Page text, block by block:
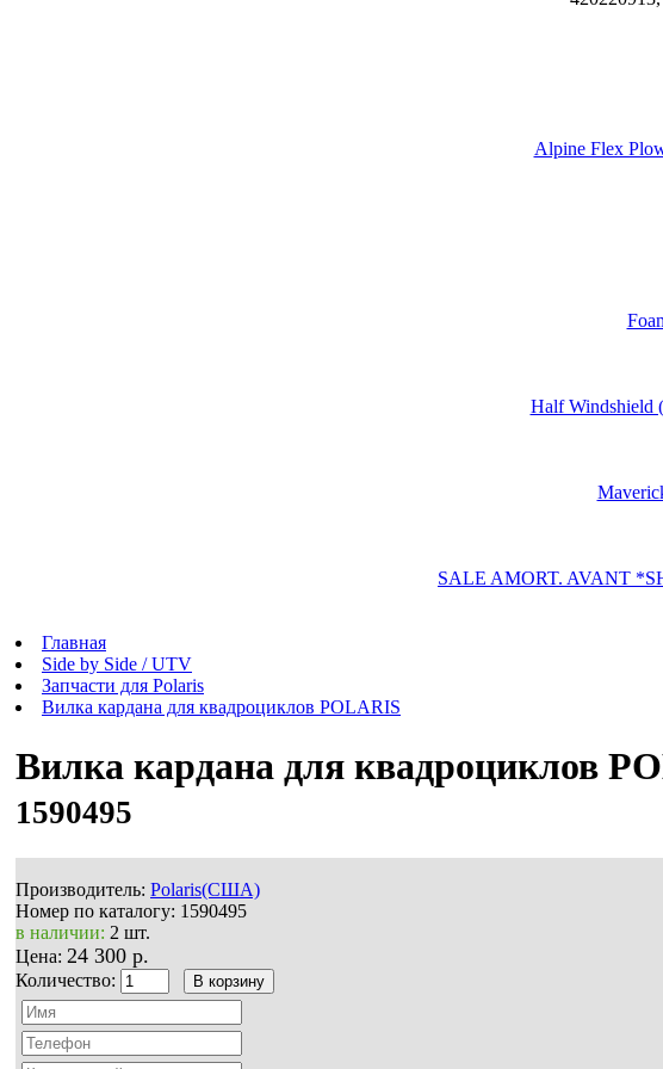
Alpine Flex
Half Windshield
SALE AMORT. AVANT
Главная
Side by Side / UTV
Запчасти для Polaris
Вилка кардана для квадроциклов POLARIS
Вилка кардана для квадроциклов
1590495
Производитель: Polaris(США)
Номер по каталогу: 1590495
в наличии: 2 шт.
Цена: 24 300 р.
Количество: